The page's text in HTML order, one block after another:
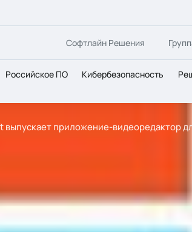
Софтлайн Решения
Российское ПО Кибербезопасность
выпускает приложение-видеоредактор